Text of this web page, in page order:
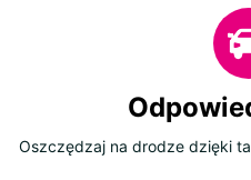
Oszczędzaj na drodze dzięki